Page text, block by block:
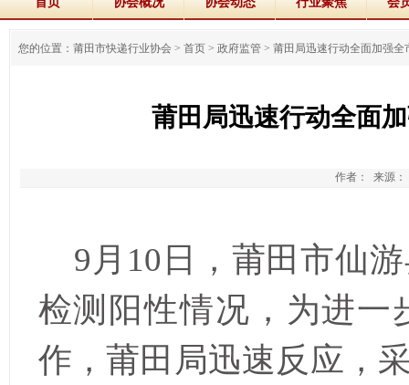
您的位置：莆田市快递行业协会 > 首页 > 政府监管 > 莆田局迅速行动全面加强
莆田局迅速行动全面
作者： 来源
9 月 10 日，莆田市仙
检测阳性情况，为进一
作，莆田局迅速反应，